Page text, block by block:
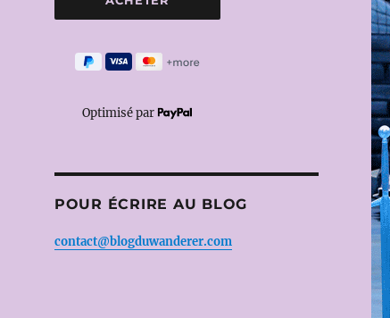
Optimisé par
POUR ÉCRIRE AU BLOG
contact@blogduwanderer.com